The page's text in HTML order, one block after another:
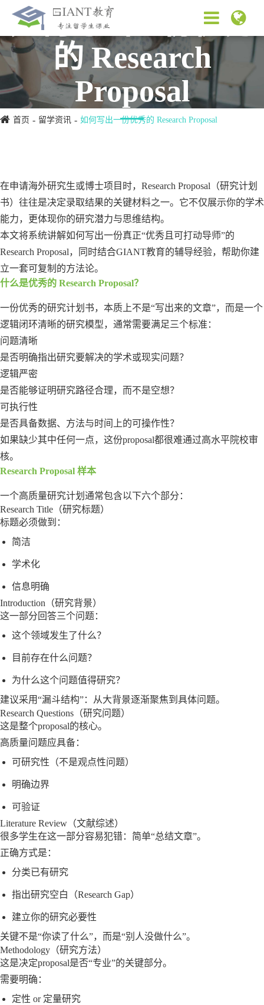
如何写出一份优秀
的 Research
Proposal
首页 留学资讯 如何写出一份优秀的 Research Proposal
在申请海外研究生或博士项目时，Research Proposal（研究计划
书）往往是决定录取结果的关键材料之一。它不仅展示你的学术
能力，更体现你的研究潜力与思维结构。
本文将系统讲解如何写出一份真正“优秀且可打动导师”的
Research Proposal，同时结合GIANT教育的辅导经验，帮助你建
立一套可复制的方法论。
什么是优秀的 Research Proposal？
一份优秀的研究计划书，本质上不是“写出来的文章”，而是一个
逻辑闭环清晰的研究模型，通常需要满足三个标准：
问题清晰
是否明确指出研究要解决的学术或现实问题？
逻辑严密
是否能够证明研究路径合理，而不是空想？
可执行性
是否具备数据、方法与时间上的可操作性？
如果缺少其中任何一点，这份proposal都很难通过高水平院校审
核。
Research Proposal 样本
一个高质量研究计划通常包含以下六个部分：
Research Title（研究标题）
标题必须做到：
简洁
学术化
信息明确
Introduction（研究背景）
这一部分回答三个问题：
这个领域发生了什么？
目前存在什么问题？
为什么这个问题值得研究？
建议采用“漏斗结构”：从大背景逐渐聚焦到具体问题。
Research Questions（研究问题）
这是整个proposal的核心。
高质量问题应具备：
可研究性（不是观点性问题）
明确边界
可验证
Literature Review（文献综述）
很多学生在这一部分容易犯错：简单“总结文章”。
正确方式是：
分类已有研究
指出研究空白（Research Gap）
建立你的研究必要性
关键不是“你读了什么”，而是“别人没做什么”。
Methodology（研究方法）
这是决定proposal是否“专业”的关键部分。
需要明确：
定性 or 定量研究